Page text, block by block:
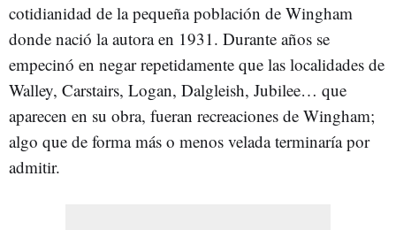
cotidianidad de la pequeña población de Wingham
donde nació la autora en 1931. Durante años se
empecinó en negar repetidamente que las localidades de
Walley, Carstairs, Logan, Dalgleish, Jubilee… que
aparecen en su obra, fueran recreaciones de Wingham;
algo que de forma más o menos velada terminaría por
admitir.